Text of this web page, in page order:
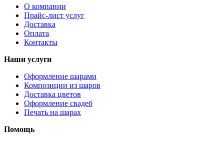
О компании
Прайс-лист услуг
Доставка
Оплата
Контакты
Наши услуги
Оформление шарами
Композиции из шаров
Доставка цветов
Оформление свадеб
Печать на шарах
Помощь